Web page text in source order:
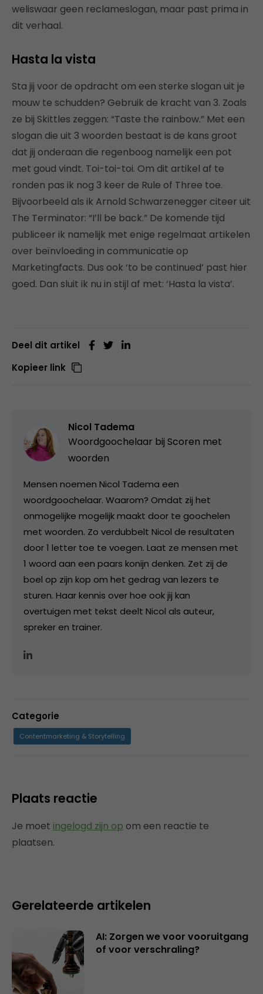
weliswaar geen reclameslogan, maar past prima in
dit verhaal.
Hasta la vista
Sta jij voor de opdracht om een sterke slogan uit je
mouw te schudden? Gebruik de kracht van 3. Zoals
ze bij Skittles zeggen: “Taste the rainbow.” Met een
slogan die uit 3 woorden bestaat is de kans groot
dat jij onderaan die regenboog namelijk een pot
met goud vindt. Toi-toi-toi. Om dit artikel af te
ronden pas ik nog 3 keer de Rule of Three toe.
Bijvoorbeeld als ik Arnold Schwarzenegger citeer uit
The Terminator: “I’ll be back.” De komende tijd
publiceer ik namelijk met enige regelmaat artikelen
over beïnvloeding in communicatie op
Marketingfacts. Dus ook ‘to be continued’ past hier
goed. Dan sluit ik nu in stijl af met: ‘Hasta la vista’.
Deel dit artikel
Kopieer link
Nicol Tadema
Woordgoochelaar bij Scoren met
woorden
Mensen noemen Nicol Tadema een
woordgoochelaar. Waarom? Omdat zij het
onmogelijke mogelijk maakt door te goochelen
met woorden. Zo verdubbelt Nicol de resultaten
door 1 letter toe te voegen. Laat ze mensen met
1 woord aan een paars konijn denken. Zet zij de
boel op zijn kop om het gedrag van lezers te
sturen. Haar kennis over hoe ook jij kan
overtuigen met tekst deelt Nicol als auteur,
spreker en trainer.
Categorie
Contentmarketing & Storytelling
Plaats reactie
Je moet ingelogd zijn op om een reactie te
plaatsen.
Gerelateerde artikelen
AI: Zorgen we voor vooruitgang
of voor verschraling?